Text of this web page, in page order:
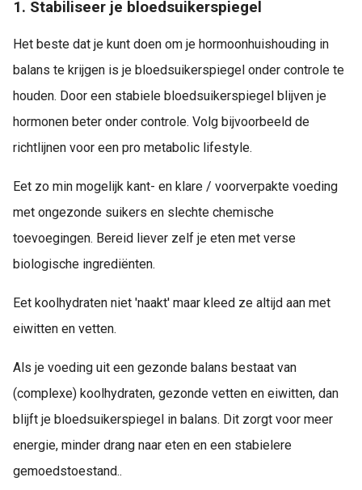
1. Stabiliseer je bloedsuikerspiegel
Het beste dat je kunt doen om je hormoonhuishouding in
balans te krijgen is je bloedsuikerspiegel onder controle te
houden. Door een stabiele bloedsuikerspiegel blijven je
hormonen beter onder controle. Volg bijvoorbeeld de
richtlijnen voor een pro metabolic lifestyle.
Eet zo min mogelijk kant- en klare / voorverpakte voeding
met ongezonde suikers en slechte chemische
toevoegingen. Bereid liever zelf je eten met verse
biologische ingrediënten.
Eet koolhydraten niet 'naakt' maar kleed ze altijd aan met
eiwitten en vetten.
Als je voeding uit een gezonde balans bestaat van
(complexe) koolhydraten, gezonde vetten en eiwitten, dan
blijft je bloedsuikerspiegel in balans. Dit zorgt voor meer
energie, minder drang naar eten en een stabielere
gemoedstoestand..